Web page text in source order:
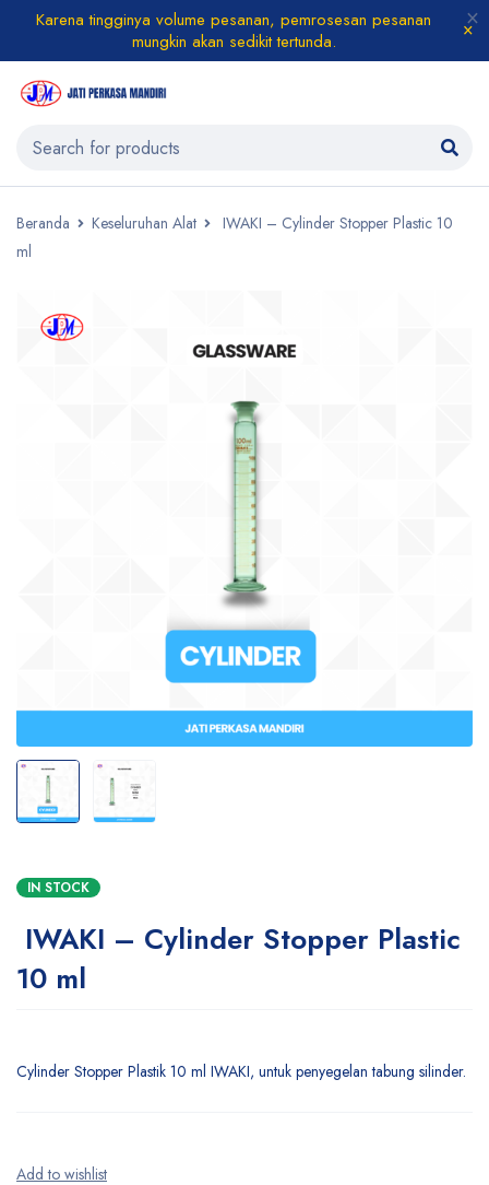
Karena tingginya volume pesanan, pemrosesan pesanan
mungkin akan sedikit tertunda.
Beranda Keseluruhan Alat
IWAKI – Cylinder Stopper Plastic 10
ml
IN STOCK
IWAKI – Cylinder Stopper Plastic
10 ml
Cylinder Stopper Plastik 10 ml IWAKI, untuk penyegelan tabung silinder.